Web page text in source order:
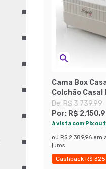
Cama Box
Colchão Casal
Bege e Branca
De:R$ 3.739,99
Por: R$
à vista com Pix ou
ou R$ 2.389,96 em
juros
Cashback R$ 325